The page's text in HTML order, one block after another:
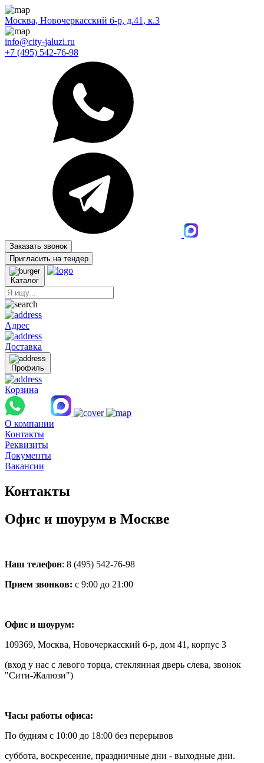
Москва, Новочеркасский б-р, д.41, к.3
info@city-jaluzi.ru
+7 (495) 542-76-98
Заказать звонок
Пригласить на тендер
Каталог
Адрес
Доставка
Профиль
Корзина
О компании
Контакты
Реквизиты
Документы
Вакансии
Контакты
Офис и шоурум в Москве
Наш телефон: 8 (495) 542-76-98
Прием звонков: с 9:00 до 21:00
Офис и шоурум:
109369, Москва, Новочеркасский б-р, дом 41, корпус 3
(вход у нас с левого торца, стеклянная дверь слева, звонок
"Сити-Жалюзи")
Часы работы офиса:
По будням с 10:00 до 18:00 без перерывов
суббота, воскресение, праздничные дни - выходные дни.